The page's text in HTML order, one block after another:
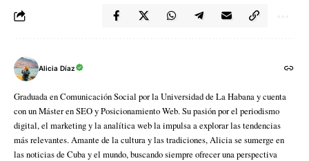
Alicia Díaz
Graduada en Comunicación Social por la Universidad de La Habana y cuenta
con un Máster en SEO y Posicionamiento Web. Su pasión por el periodismo
digital, el marketing y la analítica web la impulsa a explorar las tendencias
más relevantes. Amante de la cultura y las tradiciones, Alicia se sumerge en
las noticias de Cuba y el mundo, buscando siempre ofrecer una perspectiva